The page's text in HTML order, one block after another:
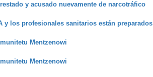
y acusado nuevamente de narcotráfico
y los profesionales sanitarios están preparados
Mentzenowi
Mentzenowi